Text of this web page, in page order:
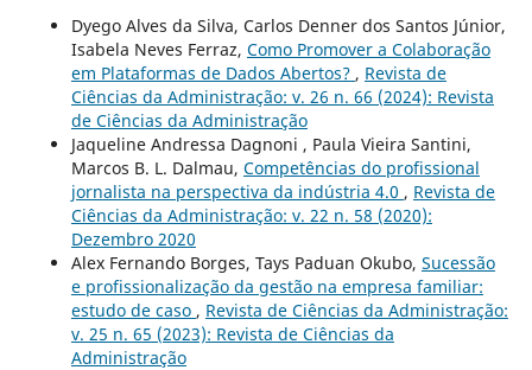
Dyego Alves da Silva, Carlos Denner dos Santos Júnior,
Isabela Neves Ferraz, Como Promover a Colaboração
em Plataformas de Dados Abertos? , Revista de
Ciências da Administração: v. 26 n. 66 (2024): Revista
de Ciências da Administração
Jaqueline Andressa Dagnoni , Paula Vieira Santini,
Marcos B. L. Dalmau, Competências do profissional
jornalista na perspectiva da indústria 4.0 , Revista de
Ciências da Administração: v. 22 n. 58 (2020):
Dezembro 2020
Alex Fernando Borges, Tays Paduan Okubo, Sucessão
e profissionalização da gestão na empresa familiar:
estudo de caso , Revista de Ciências da Administração:
v. 25 n. 65 (2023): Revista de Ciências da
Administração